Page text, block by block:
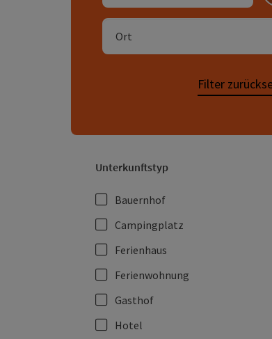
Ort
Filter
Unterkunftstyp
Bauernhof
Campingplatz
Ferienhaus
Ferienwohnung
Gasthof
Hotel